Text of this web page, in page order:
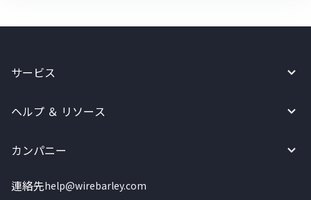
サービス
ヘルプ ＆ リソース
カンパニー
連絡先help@wirebarley.com